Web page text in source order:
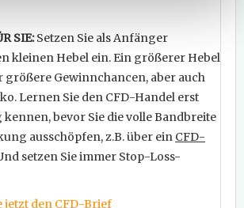
SIE:Setzen Sie als Anfänger
kleinen Hebel ein. Ein größerer Hebel
größere Gewinnchancen, aber auch
Lernen Sie den CFD-Handel erst
bevor Sie die volle Bandbreite
ausschöpfen, z.B. über ein CFD-
setzen Sie immer Stop-Loss-
jetzt den CFD-Brief